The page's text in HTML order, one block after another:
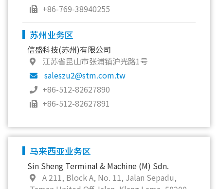
+86-769-38940255
苏州业务区
信盛科技(苏州)有限公司
江苏省昆山市张浦镇沪光路1号
saleszu2@stm.com.tw
+86-512-82627890
+86-512-82627891
马来西亚业务区
Sin Sheng Terminal & Machine (M) Sdn.
A 211, Block A, No. 11, Jalan Sepadu,